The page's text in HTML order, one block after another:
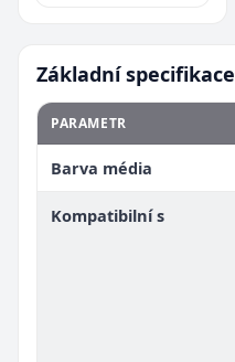
Základní specifikace
PARAMETR
Barva média
Kompatibilní s